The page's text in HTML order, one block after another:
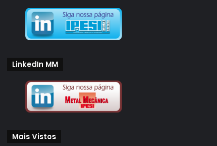
LinkedIn MM
Mais Vistos